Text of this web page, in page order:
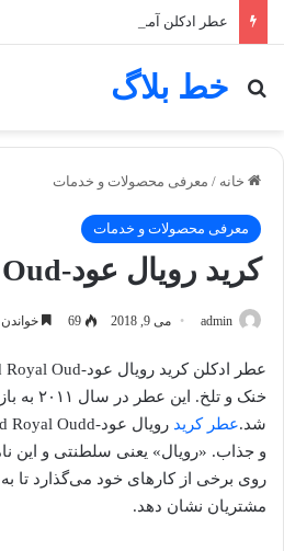
عطر ادکلن آمواج میتس زنانه -Amouage Myths
خط بلاگ
جستجو برای
خانه / معرفی محصولات و خدمات
معرفی محصولات و خدمات
کرید رویال عود-Creed Royal Oud
admin می 9, 2018 69 خواندن این
خنک و تلخ. این عطر در سال ۲۰۱۱ به بازار
شد.عطر کرید
و جذاب. «رویال» یعنی سلطنتی و این
روی برخی از کارهای خود می‌گذارد تا
مشتریان نشان دهد.